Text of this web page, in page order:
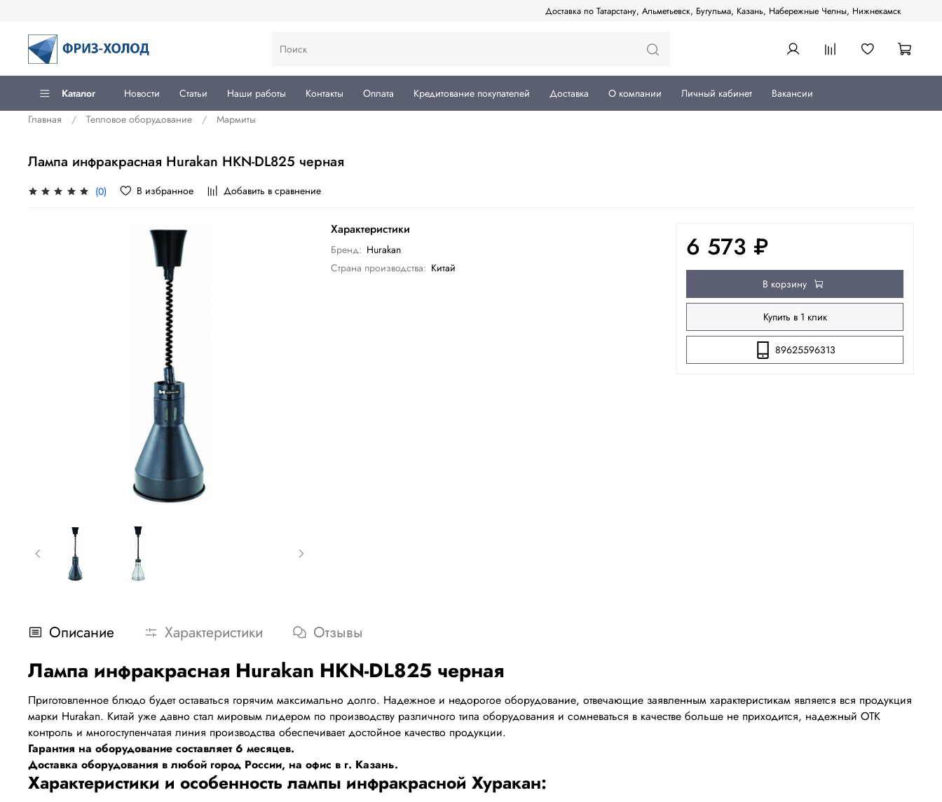
Доставка по Татарстану, Альметьевск, Бугульма, Казань, Набережные Челны, Нижнекамск
Каталог Новости Статьи Наши работы Контакты Оплата Кредитование покупателей Доставка О компании Личный кабинет
Вакансии
Главная
Тепловое оборудование Мармиты
Лампа инфракрасная Hurakan HKN-DL825 черная
(0) В избранное Добавить в сравнение
Характеристики
Бренд: Hurakan
Страна производства: Китай
6 573 ₽
В корзину
Купить в 1 клик
89625596313
Описание Характеристики Отзывы
Лампа инфракрасная Hurakan HKN-DL825 черная
Приготовленное блюдо будет оставаться горячим максимально долго. Надежное и недорогое оборудование, отвечающие заявленным характеристикам является вся продукция
марки Hurakan. Китай уже давно стал мировым лидером по производству различного типа оборудования и сомневаться в качестве больше не приходится, надежный ОТК
контроль и многоступенчатая линия производства обеспечивает достойное качество продукции.
Гарантия на оборудование составляет 6 месяцев.
Доставка оборудования в любой город России, на офис в г. Казань.
Характеристики и особенность лампы инфракрасной Хуракан: